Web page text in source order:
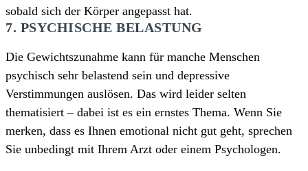
sobald sich der Körper angepasst hat.
7. PSYCHISCHE BELASTUNG
Die Gewichtszunahme kann für manche Menschen
psychisch sehr belastend sein und depressive
Verstimmungen auslösen. Das wird leider selten
thematisiert – dabei ist es ein ernstes Thema. Wenn Sie
merken, dass es Ihnen emotional nicht gut geht, sprechen
Sie unbedingt mit Ihrem Arzt oder einem Psychologen.